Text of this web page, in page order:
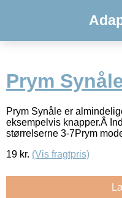
Prym
Prym Synåle er
eksempelvis knapper.Â
størrelserne 3-7Prym
19 kr. (Vis fragtpris)